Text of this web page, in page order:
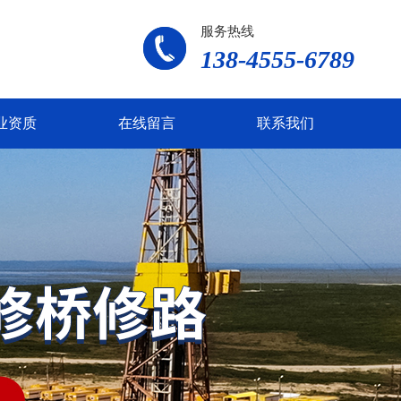
服务热线
138-4555-6789
资质 在线留言 联系我们